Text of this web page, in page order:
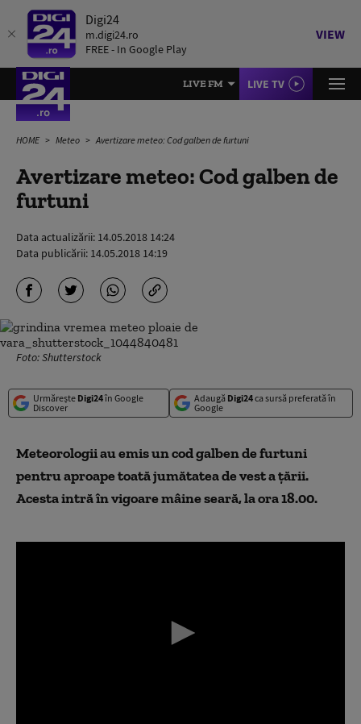
Digi24
m.digi24.ro
FREE - In Google Play
VIEW
LIVE FM LIVE TV
HOME Meteo Avertizare meteo: Cod galben de furtuni
Avertizare meteo: Cod galben de
furtuni
Data actualizării: 14.05.2018 14:24
Data publicării: 14.05.2018 14:19
Foto: Shutterstock
Urmărește Digi24în Google
Discover
Adaugă Digi24ca sursă preferată în
Google
Meteorologii au emis un cod galben de furtuni
pentru aproape toată jumătatea de vest a ţării.
Acesta intră în vigoare mâine seară, la ora 18.00.